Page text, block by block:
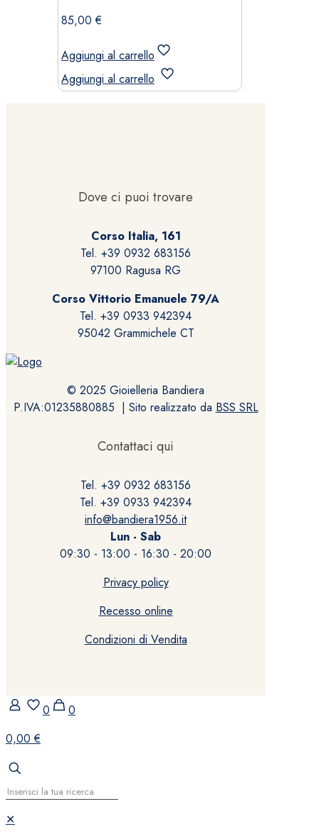
85,00€
Aggiungi al carrello
Aggiungi al carrello
Dove ci puoi trovare
Corso Italia, 161
Tel. +39 0932 683156
97100 Ragusa RG
Corso Vittorio Emanuele 79/A
Tel. +39 0933 942394
95042 Grammichele CT
© 2025 Gioielleria Bandiera
P.IVA:01235880885 | Sito realizzato da BSS SRL
Contattaci qui
Tel. +39 0932 683156
Tel. +39 0933 942394
info@bandiera1956.it
Lun - Sab
09:30 - 13:00 - 16:30 - 20:00
Privacy policy
Recesso online
Condizioni di Vendita
0
0
0,00 €
✕